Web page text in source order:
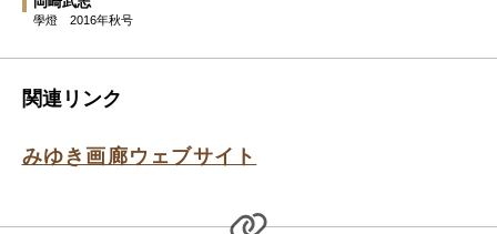
學燈 2016年秋号
関連リンク
みゆき画廊ウェブサイト